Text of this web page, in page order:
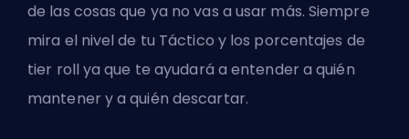
de las cosas que ya no vas a usar más. Siempre
mira el nivel de tu Táctico y los porcentajes de
tier roll ya que te ayudará a entender a quién
mantener y a quién descartar.